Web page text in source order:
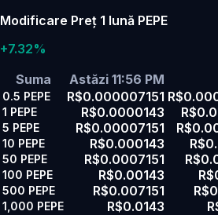
Modificare Preț 1 lună PEPE
+7.32%
Suma
Astăzi 11:56 PM
0.5 PEPE R$0.000007151
1 PEPE R$0.0000143
5 PEPE R$0.00007151
10 PEPE R$0.000143
50 PEPE R$0.0007151
100 PEPE R$0.00143
500 PEPE R$0.007151
1,000 PEPE R$0.0143